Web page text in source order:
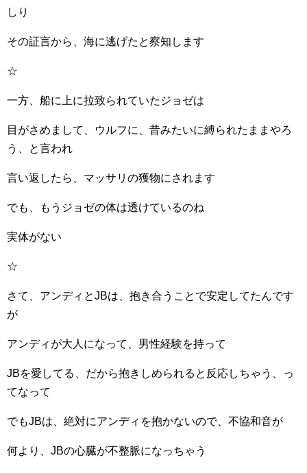
しり
その証言から、海に逃げたと察知します
☆
一方、船に上に拉致られていたジョゼは
目がさめまして、ウルフに、昔みたいに縛られたままやろ
う、と言われ
言い返したら、マッサリの獲物にされます
でも、もうジョゼの体は透けているのね
実体がない
☆
さて、アンディとJBは、抱き合うことで安定してたんです
が
アンディが大人になって、男性経験を持って
JBを愛してる、だから抱きしめられると反応しちゃう、っ
てなって
でもJBは、絶対にアンディを抱かないので、不協和音が
何より、JBの心臓が不整脈になっちゃう